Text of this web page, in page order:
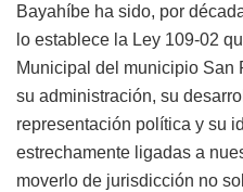
Bayahíbe ha sido, por
lo establece la Ley 109-02
Municipal del municipio San
su administración, su
representación política y su
estrechamente ligadas a
moverlo de jurisdicción no